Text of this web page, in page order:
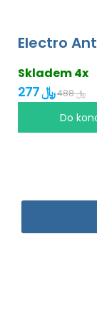
Electro
Skladem 4x
277 ﷼ 488 ﷼
Do